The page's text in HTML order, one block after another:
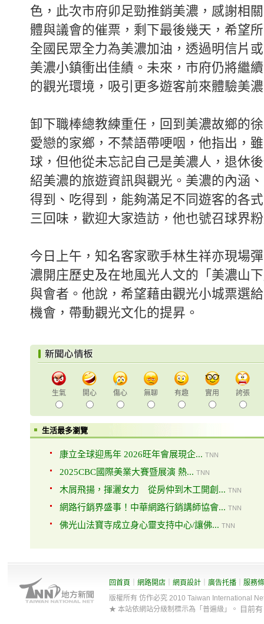
色，此次市府卯足勁推銷美濃，感謝相
體與議會的催票，剩下最後幾天，希望
全國民眾全力為美濃加油，透過明信片
美濃小鎮衝出佳績。未來，市府仍將繼
的觀光環境，吸引更多遊客前來體驗美
卸下職棒總教練重任，回到美濃故鄉的
愛戀的家鄉，不禁語帶哽咽，他指出，
球，但他從未忘記自己是美濃人，退休
紹美濃的旅遊資訊與觀光。美濃的內涵
得到、吃得到，能夠滿足不同遊客的各
三回味，歡迎大家造訪，他也號召球界
今日上午，知名客家歌手林生祥亦現場
濃開庄歷史及在地風光人文的「美濃山
與會者。他說，希望藉由觀光小城票選
機會，帶動觀光文化的提昇。
生氣 開心 傷心 無聊 有趣 實用 誇張
生活最多瀏覽
康立全球迎馬年 2026旺年會展現企... TNN
2025CBC國際美業大賽暨展演 熱... TNN
木屑飛揚，揮灑女力 從房仲到木工開創... TNN
網路行銷界盛事！中華網路行銷講師協會... TNN
佛光山法寶寺成立身心靈支持中心/讓佛... TNN
回首頁 網路開店 網頁設計 廣告托播
服務
版權所有 仿作必究 2010 Taiwan International
★ 本站依網站分級制標示為「普遍級」。
目前